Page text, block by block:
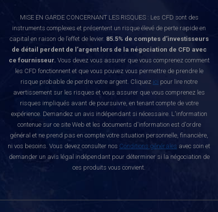
MISE EN GARDE CONCERNANT LES RISQUES : Les CFD sont des
instruments complexes et présentent un risque élevé de perte rapide en
capital en raison de l’effet de levier. 85.5% de comptes d’investisseurs
de détail perdent de l’argent lors de la négociation de CFD avec
ce fournisseur. Vous devez vous assurer que vous comprenez comment
les CFD fonctionnent et que vous pouvez vous permettre de prendre le
risque probable de perdre votre argent. Cliquez ici pour lire notre
avertissement sur les risques et vous assurer que vous comprenez les
risques impliqués avant de poursuivre, en tenant compte de votre
expérience. Demandez un avis indépendant si nécessaire. L'information
contenue sur ce site Web et les documents d'information est d'ordre
général et ne prend pas en compte votre situation personnelle, financière,
ni vos besoins. Vous devez consulter nos Conditions générales avec soin et
demander un avis légal indépendant pour déterminer si la négociation de
ces produits vous convient.